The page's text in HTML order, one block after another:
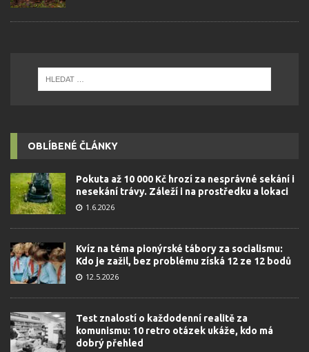
OBLÍBENÉ ČLÁNKY
Pokuta až 10 000 Kč hrozí za nesprávné sekání i
nesekání trávy. Záleží i na prostředku a lokaci
1.6.2026
Kvíz na téma pionýrské tábory za socialismu:
Kdo je zažil, bez problému získá 12 ze 12 bodů
12.5.2026
Test znalostí o každodenní realitě za
komunismu: 10 retro otázek ukáže, kdo má
dobrý přehled